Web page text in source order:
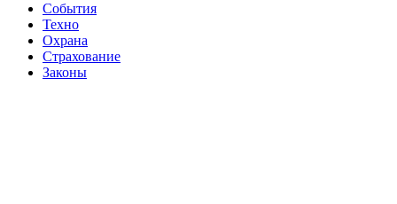
События
Техно
Охрана
Страхование
Законы